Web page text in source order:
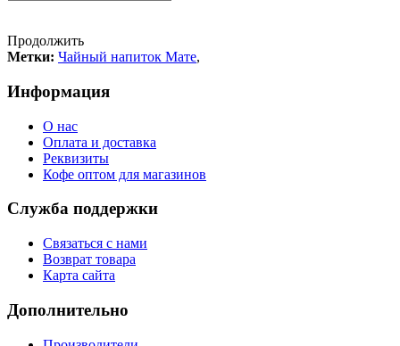
Продолжить
Метки: Чайный напиток Мате,
Информация
О нас
Оплата и доставка
Реквизиты
Кофе оптом для магазинов
Служба поддержки
Связаться с нами
Возврат товара
Карта сайта
Дополнительно